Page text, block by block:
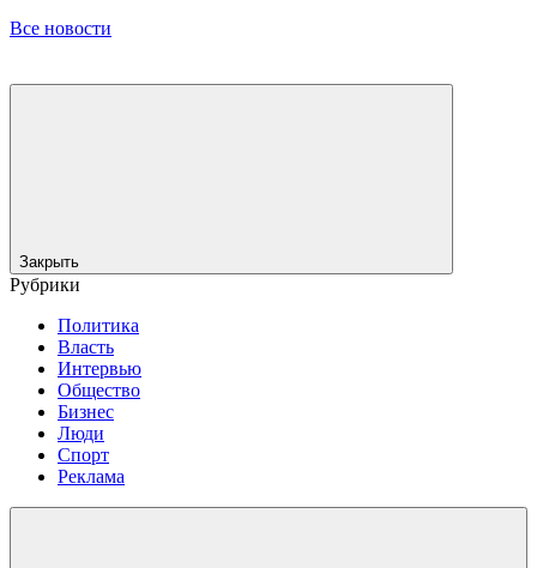
Все новости
Закрыть
Рубрики
Политика
Власть
Интервью
Общество
Бизнес
Люди
Спорт
Реклама